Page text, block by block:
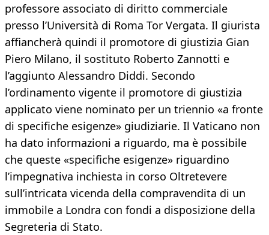
professore associato di diritto commerciale
presso l’Università di Roma Tor Vergata. Il giurista
affiancherà quindi il promotore di giustizia Gian
Piero Milano, il sostituto Roberto Zannotti e
l’aggiunto Alessandro Diddi. Secondo
l’ordinamento vigente il promotore di giustizia
applicato viene nominato per un triennio «a fronte
di specifiche esigenze» giudiziarie. Il Vaticano non
ha dato informazioni a riguardo, ma è possibile
che queste «specifiche esigenze» riguardino
l’impegnativa inchiesta in corso Oltretevere
sull’intricata vicenda della compravendita di un
immobile a Londra con fondi a disposizione della
Segreteria di Stato.